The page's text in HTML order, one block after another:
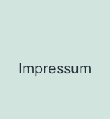
Impressum